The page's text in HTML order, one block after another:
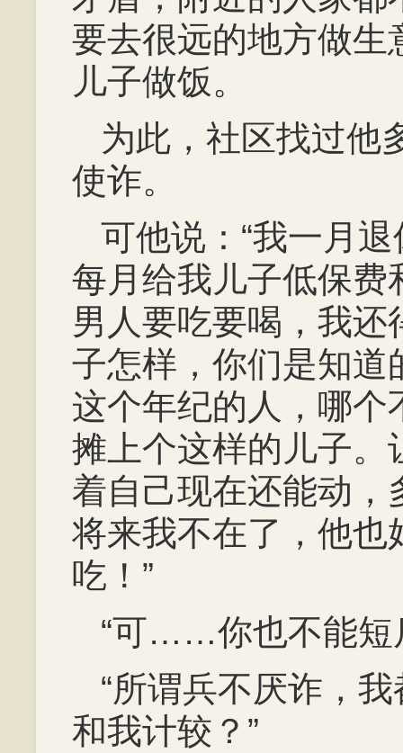
要去很远的地方做生
儿子做饭。
为此，社区找过他
使诈。
可他说：“我一月
每月给我儿子低保费
男人要吃要喝，我
子怎样，你们是知道
这个年纪的人，哪个
摊上个这样的儿子。
着自己现在还能动，
将来我不在了，他也
吃！”
“可……你也不能短
“所谓兵不厌诈，
和我计较？”